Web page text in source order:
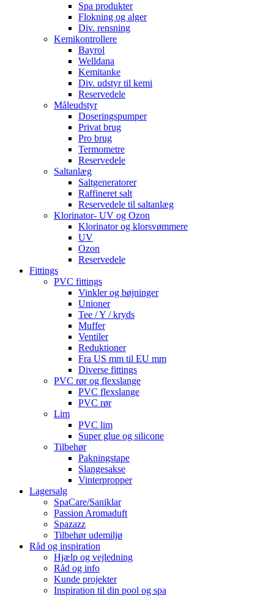
Spa produkter
Flokning og alger
Div. rensning
Kemikontrollere
Bayrol
Welldana
Kemitanke
Div. udstyr til kemi
Reservedele
Måleudstyr
Doseringspumper
Privat brug
Pro brug
Termometre
Reservedele
Saltanlæg
Saltgeneratorer
Raffineret salt
Reservedele til saltanlæg
Klorinator- UV og Ozon
Klorinator og klorsvømmere
UV
Ozon
Reservedele
Fittings
PVC fittings
Vinkler og bøjninger
Unioner
Tee / Y / kryds
Muffer
Ventiler
Reduktioner
Fra US mm til EU mm
Diverse fittings
PVC rør og flexslange
PVC flexslange
PVC rør
Lim
PVC lim
Super glue og silicone
Tilbehør
Pakningstape
Slangesakse
Vinterpropper
Lagersalg
SpaCare/Saniklar
Passion Aromaduft
Spazazz
Tilbehør udemiljø
Råd og inspiration
Hjælp og vejledning
Råd og info
Kunde projekter
Inspiration til din pool og spa